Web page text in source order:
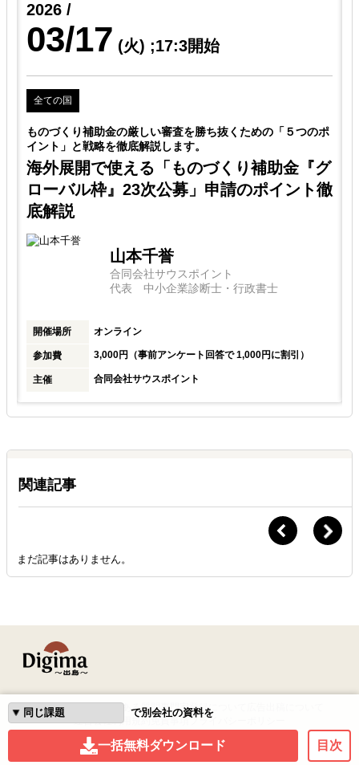
2026 /
03/17 (火) ;17:3開始
全ての国
ものづくり補助金の厳しい審査を勝ち抜くための「５つのポ
イント」と戦略を徹底解説します。
海外展開で使える「ものづくり補助金『グ
ローバル枠』23次公募」申請のポイント徹
底解説
山本千誉
合同会社サウスポイント
代表 中小企業診断士・行政書士
開催場所 オンライン
参加費 3,000円（事前アンケート回答で 1,000円に割引）
主催 合同会社サウスポイント
関連記事
まだ記事はありません。
で別会社の資料を
一括無料ダウンロード 目次
はじめての方へ よくある質問 専門家登録について
運営会社利用規約免責事項プライバシーポリシー
©2026 Resorz Co.,Ltd. All Rights Reserved.